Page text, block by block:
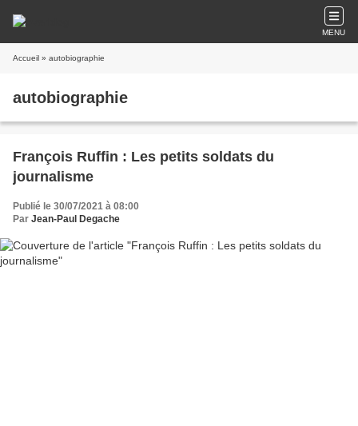
MENU
Accueil » autobiographie
autobiographie
François Ruffin : Les petits soldats du
journalisme
Publié le 30/07/2021 à 08:00
Par Jean-Paul Degache